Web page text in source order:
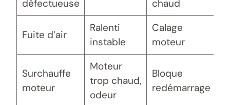
défectueuse chaud
Fuite d’air
Ralenti
instable
Calage
moteur
Surchauffe
moteur
Moteur
trop chaud,
odeur
Bloque
redémarrage